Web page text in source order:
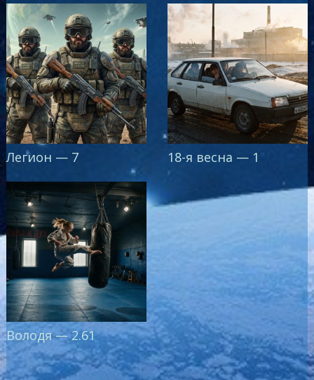
Легион — 7 18-я весна — 1
Володя — 2.61